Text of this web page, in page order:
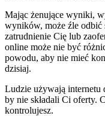
Mając żenujące wyniki,
wyników, może źle odbić
zatrudnienie Cię lub
online może nie być
powodu, aby nie mieć
dzisiaj.
Ludzie używają internetu
by nie składali Ci oferty.
kontrolujesz.